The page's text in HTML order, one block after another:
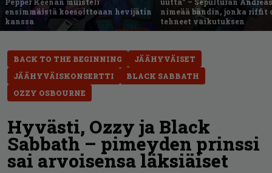
ensimmäistä koesoittoaan hevijätin
kanssa
nimeää bändin, jonka riffit
tehneet vaikutuksen
BACK TO THE BEGINNING
JÄÄHYVÄISET
JÄÄHYVÄISKONSERTTI
BLACK SABBATH
OZZY OSBOURNE
Hyvästi, Ozzy ja Black
Sabbath – pimeyden prinssi
sai arvoisensa läksiäiset